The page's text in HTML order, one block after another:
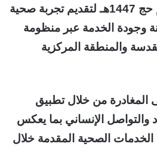
أطلق تجمع مكة المكرمة الصحي مبادرة “حياكم” ضمن موسم حج 1447هـ لتقديم تجربة صحية
وجودة الخدمة عبر منظومة
والمنطقة المركزية
المغادرة من خلال تطبيق
والتواصل الإنساني بما يعكس
الصحية المقدمة خلال